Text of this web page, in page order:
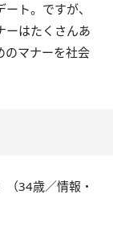
ト。ですが、
ーはたくさんあ
のマナーを社会
（34歳／情報・